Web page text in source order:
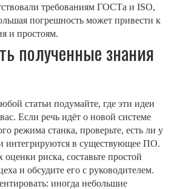
требованиям ГОСТа и ISO,
погрешность может привести к
и простоям.
полученные знания
статьи подумайте, где эти идеи
Если речь идёт о новой системе
режима станка, проверьте, есть ли у
интегрируются в существующее ПО.
оценки риска, составьте простой
и обсудите его с руководителем.
иногда небольшие